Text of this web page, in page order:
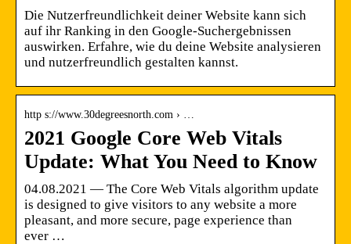
Die Nutzerfreundlichkeit deiner Website kann sich
auf ihr Ranking in den Google-Suchergebnissen
auswirken. Erfahre, wie du deine Website analysieren
und nutzerfreundlich gestalten kannst.
http s://www.30degreesnorth.com › …
2021 Google Core Web Vitals
Update: What You Need to Know
04.08.2021 — The Core Web Vitals algorithm update
is designed to give visitors to any website a more
pleasant, and more secure, page experience than
ever …